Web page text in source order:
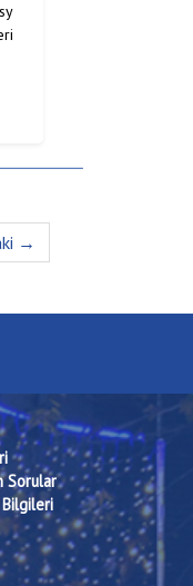
→
Sorular
Bilgileri